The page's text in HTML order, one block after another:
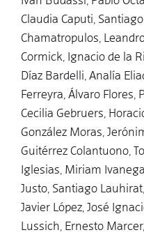
Claudia Caputi,
Chamatropulos,
Cormick, Ignacio de la
Díaz Bardelli, Analía
Ferreyra, Álvaro Flores,
Cecilia Gebruers,
González Moras,
Guitérrez Colantuono,
Iglesias, Miriam
Justo, Santiago
Javier López, José
Lussich, Ernesto